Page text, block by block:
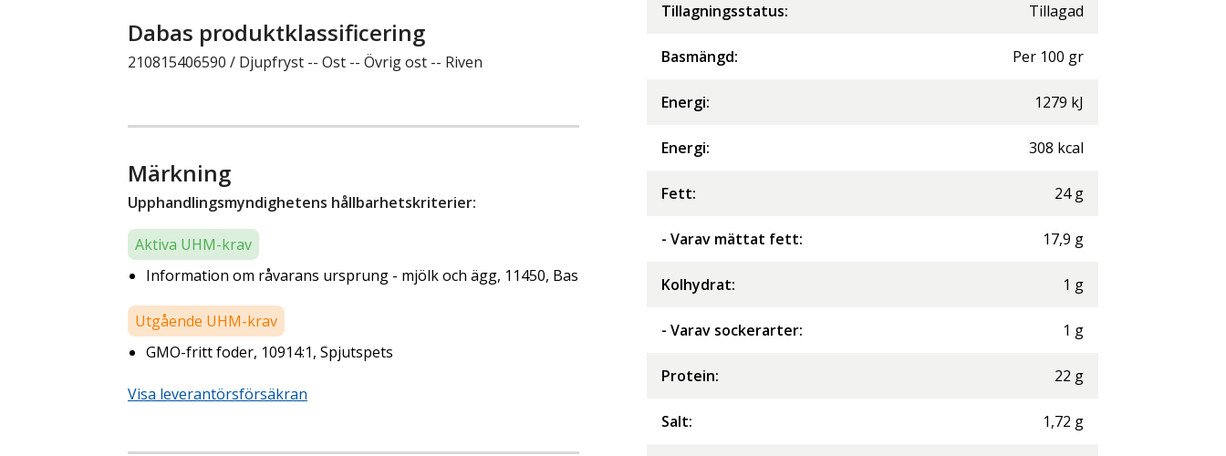
Dabas produktklassificering
210815406590 / Djupfryst -- Ost -- Övrig ost -- Riven
Märkning
Upphandlingsmyndighetens hållbarhetskriterier:
Aktiva UHM-krav
Information om råvarans ursprung - mjölk och ägg, 11450, Bas
Utgående UHM-krav
GMO-fritt foder, 10914:1, Spjutspets
Visa leverantörsförsäkran
Tillagningsstatus: Tillagad
Basmängd: Per 100 gr
Energi: 1279 kJ
Energi: 308 kcal
Fett: 24 g
- Varav mättat fett: 17,9 g
Kolhydrat: 1 g
- Varav sockerarter: 1 g
Protein: 22 g
Salt: 1,72 g